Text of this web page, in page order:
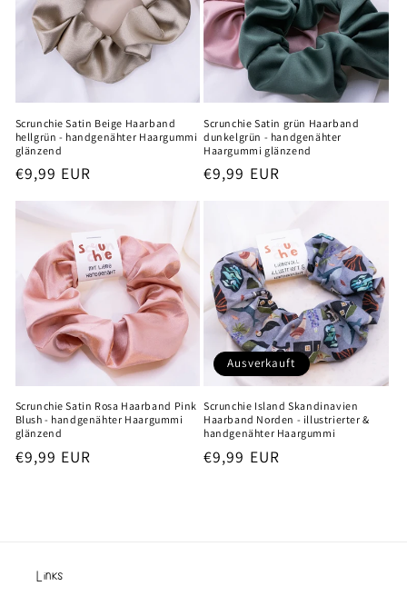
Scrunchie Satin Beige Haarband
hellgrün - handgenähter Haargummi
glänzend
Normaler
Preis
€9,99 EUR
Scrunchie Satin grün Haarband
dunkelgrün - handgenähter
Haargummi glänzend
Normaler
€9,99 EUR
Scrunchie Satin Rosa Haarband Pink
Blush - handgenähter Haargummi
glänzend
Normaler
€9,99 EUR
Ausverkauft
Scrunchie Island Skandinavien
Haarband Norden - illustrierter &
handgenähter Haargummi
Normaler
€9,99 EUR
Links